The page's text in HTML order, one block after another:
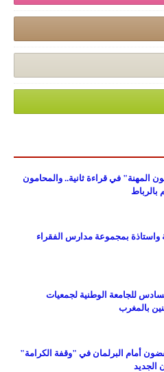
المهنة" في قراءة ثانية.. والمحامون
بالرباط
واستاذة بمجموعة مدارس الفقراء
للجامعة الوطنية لجمعيات
بالمغرب
أمام البرلمان في "وقفة الكرامة"
الجديد